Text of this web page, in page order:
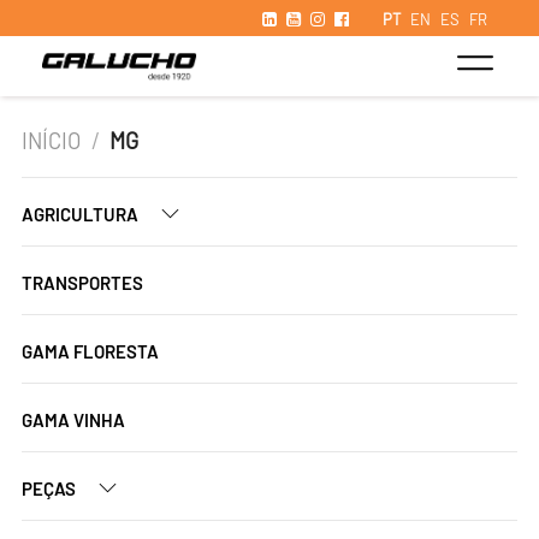
PT EN ES FR
INÍCIO / MG
AGRICULTURA
TRANSPORTES
GAMA FLORESTA
GAMA VINHA
PEÇAS